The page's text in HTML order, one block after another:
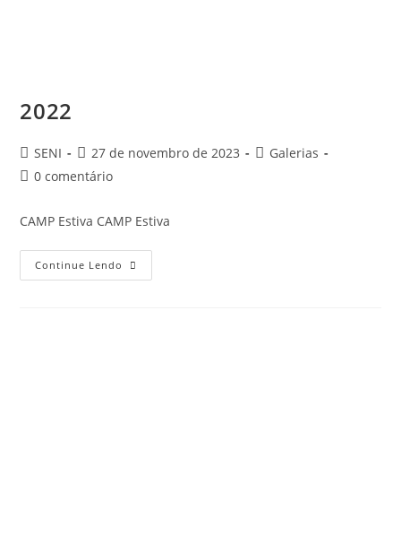
2022
SENI 27 de novembro de 2023
Galerias
0 comentário
CAMP Estiva CAMP Estiva
Continue Lendo